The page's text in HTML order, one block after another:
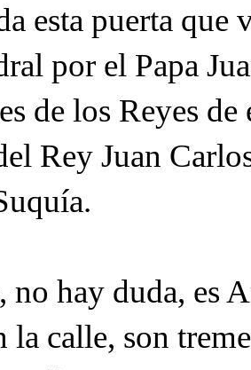
esta puerta
por el Papa
de los Reyes
Rey Juan
no hay duda, es
la calle, son